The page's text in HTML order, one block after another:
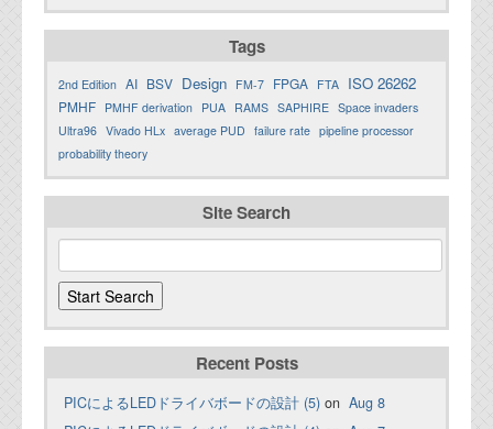
Tags
2nd Edition AI BSV Design FM-7 FPGA FTA ISO 26262
PMHF PMHF derivation PUA RAMS SAPHIRE Space invaders
Ultra96 Vivado HLx average PUD failure rate pipeline processor
probability theory
Site Search
Recent Posts
PICによるLEDドライバボードの設計 (5) on Aug 8